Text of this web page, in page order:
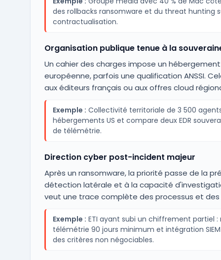
des rollbacks ransomware et du threat hunting
contractualisation.
Organisation publique tenue à la
Un cahier des charges impose un hébergement
européenne, parfois une qualification ANSSI.
aux éditeurs français ou aux offres cloud
Exemple : Collectivité territoriale de 3 500
hébergements US et compare deux EDR
de télémétrie.
Direction cyber post-incident majeur
Après un ransomware, la priorité passe de la
détection latérale et à la capacité
veut une trace complète des processus et des
Exemple : ETI ayant subi un chiffrement partiel
télémétrie 90 jours minimum et intégration
des critères non négociables.